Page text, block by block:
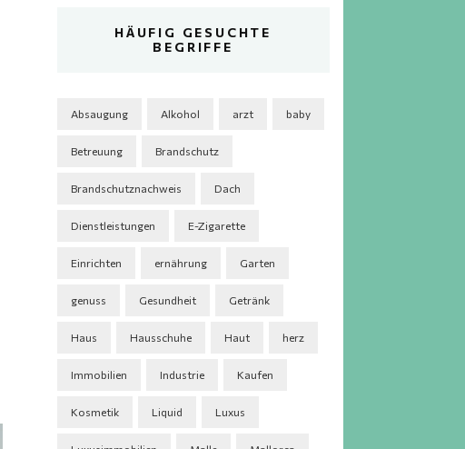
HÄUFIG GESUCHTE
BEGRIFFE
Absaugung Alkohol arzt baby
Betreuung Brandschutz
Brandschutznachweis Dach
Dienstleistungen E-Zigarette
Einrichten ernährung Garten
genuss Gesundheit Getränk
Haus Hausschuhe Haut herz
Immobilien Industrie Kaufen
Kosmetik Liquid Luxus